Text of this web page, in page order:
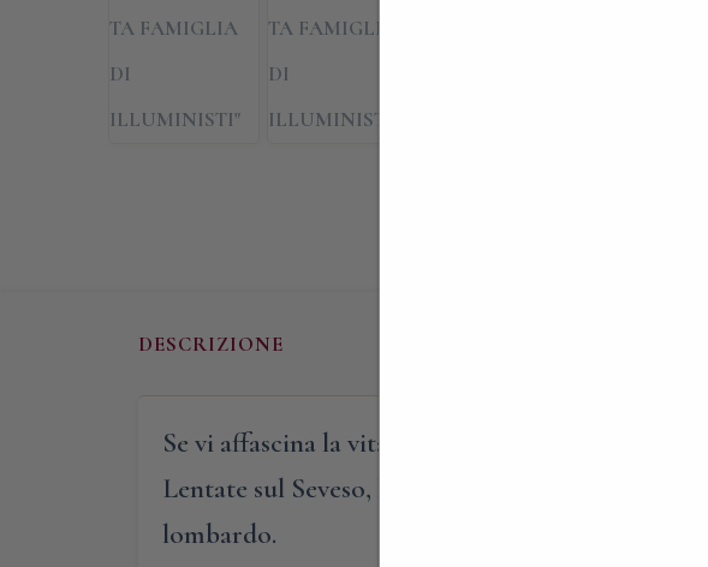
DESCRIZIONE
Se vi affascina la vita e la cultura del ‘700
Lentate sul Seveso, la dimora della famiglia
lombardo.